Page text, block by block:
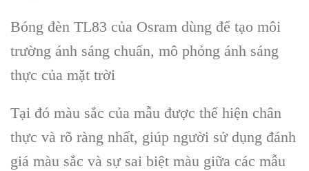
Bóng đèn TL83 của Osram dùng để tạo môi
trường ánh sáng chuẩn, mô phỏng ánh sáng
thực của mặt trời
Tại đó màu sắc của mẫu được thể hiện chân
thực và rõ ràng nhất, giúp người sử dụng đánh
giá màu sắc và sự sai biệt màu giữa các mẫu